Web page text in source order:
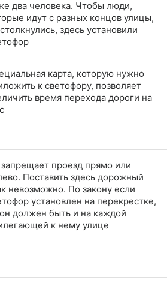
два человека. Чтобы люди,
идут с разных концов улицы,
здесь установили
карта, которую нужно
к светофору, позволяет
время перехода дороги на
проезд прямо или
Поставить здесь дорожный
невозможно. По закону если
установлен на перекрестке,
должен быть и на каждой
к нему улице